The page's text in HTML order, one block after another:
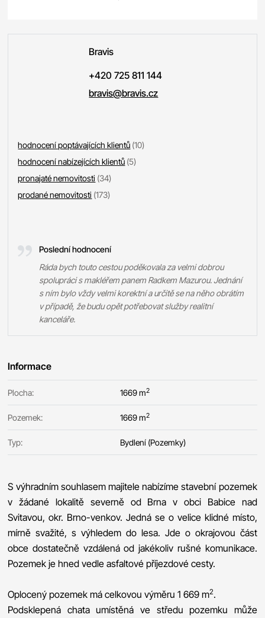
Bravis
+420 725 811 144
bravis@bravis.cz
hodnocení poptávajících klientů (10)
hodnocení nabízejících klientů (5)
pronajaté nemovitosti (34)
prodané nemovitosti (173)
Poslední hodnocení
Ráda bych touto cestou poděkovala za velmi dobrou
spolupráci s makléřem panem Radkem Mazurou. Jednání
s ním bylo vždy velmi korektní a určitě se na něho obrátím
v případě, že budu opět potřebovat služby realitní
kanceláře.
Informace
Plocha: 1669 m2
Pozemek: 1669 m2
Typ: Bydlení (Pozemky)
S výhradním souhlasem majitele nabízíme stavební pozemek
v žádané lokalitě severně od Brna v obci Babice nad
Svitavou, okr. Brno-venkov. Jedná se o velice klidné místo,
mírně svažité, s výhledem do lesa. Jde o okrajovou část
obce dostatečně vzdálená od jakékoliv rušné komunikace.
Pozemek je hned vedle asfaltové příjezdové cesty.
Oplocený pozemek má celkovou výměru 1 669 m2.
Podsklepená chata umístěná ve středu pozemku může